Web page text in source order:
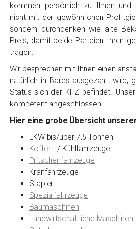
kommen persönlich zu Ihnen und
nicht mit der gewöhnlichen
sondern durchdenken wie alte
Preis, damit beide Parteien Ihren
tragen.
Wir besprechen mit Ihnen einen
natürlich in Bares ausgezahlt wird,
Status sich der KFZ befindet.
kompetent abgeschlossen .
Hier eine grobe Übersicht
LKW bis/über 7,5 Tonnen
Koffer– / Kühlfahrzeuge
Pritschenfahrzeuge
Kranfahrzeuge
Stapler
Spezialfahrzeuge
Baumaschinen
Landwirtschaftliche Maschinen